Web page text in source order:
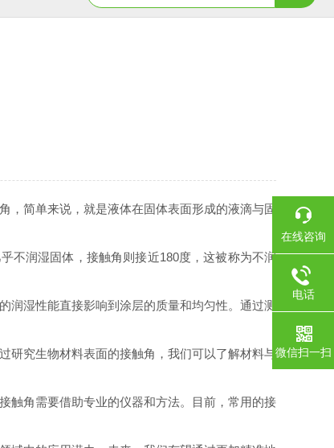
简单来说，就是液体在固体表面形成的液滴与固
不润湿固体，接触角则接近180度，这被称为不润
湿性能直接影响到涂层的质量和均匀性。通过测
研究生物材料表面的接触角，我们可以了解材料与
触角需要借助专业的仪器和方法。目前，常用的接
在线咨询
电话
微信扫一扫